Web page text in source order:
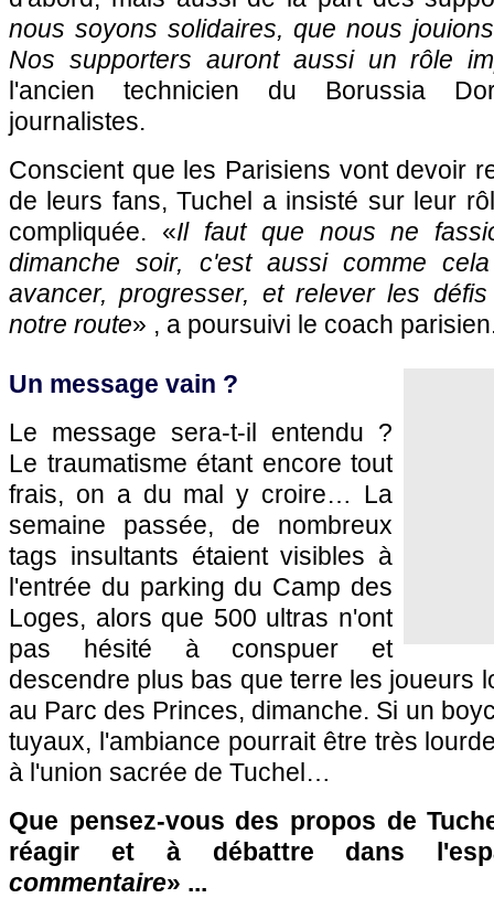
nous soyons solidaires, que nous
Nos supporters auront aussi un rôle
l'ancien technicien du Borussia
journalistes.
Conscient que les Parisiens vont devoir
de leurs fans, Tuchel a insisté sur leur
compliquée. «Il faut que nous ne
dimanche soir, c'est aussi comme
avancer, progresser, et relever les
notre route» , a poursuivi le coach
Un message vain ?
Le message sera-t-il entendu ?
Le traumatisme étant encore tout
frais, on a du mal y croire… La
semaine passée, de nombreux
tags insultants étaient visibles à
l'entrée du parking du Camp des
Loges, alors que 500 ultras n'ont
pas hésité à conspuer et
descendre plus bas que terre les joueurs
au Parc des Princes, dimanche. Si un
tuyaux, l'ambiance pourrait être très
à l'union sacrée de Tuchel…
Que pensez-vous des propos de
réagir et à débattre dans
commentaire» ...